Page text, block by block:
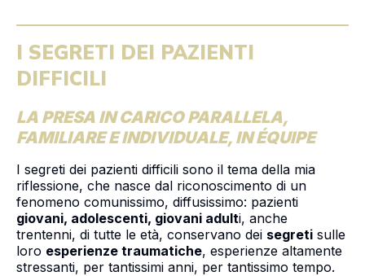
I SEGRETI DEI PAZIENTI
DIFFICILI
LA PRESA IN CARICO PARALLELA,
FAMILIARE E INDIVIDUALE, IN ÉQUIPE
I segreti dei pazienti difficili sono il tema della mia
riflessione, che nasce dal riconoscimento di un
fenomeno comunissimo, diffusissimo: pazienti
giovani, adolescenti, giovani adulti, anche
trentenni, di tutte le età, conservano dei segreti sulle
loro esperienze traumatiche, esperienze altamente
stressanti, per tantissimi anni, per tantissimo tempo.